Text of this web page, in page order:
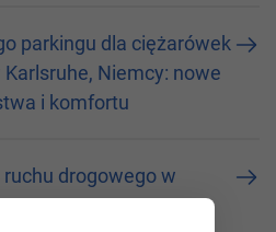
parkingu dla ciężarówek
Niemcy: nowe
i komfortu
drogowego w